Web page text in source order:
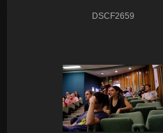
DSCF2659